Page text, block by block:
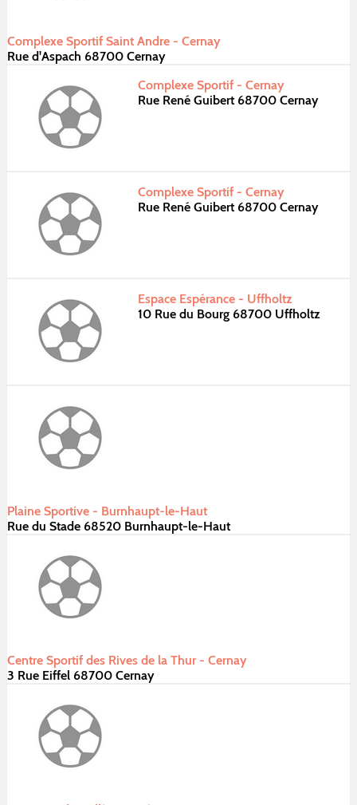
Complexe Sportif Saint Andre - Cernay
Rue d'Aspach 68700 Cernay
Complexe Sportif - Cernay
Rue René Guibert 68700 Cernay
Complexe Sportif - Cernay
Rue René Guibert 68700 Cernay
Espace Espérance - Uffholtz
10 Rue du Bourg 68700 Uffholtz
Plaine Sportive - Burnhaupt-le-Haut
Rue du Stade 68520 Burnhaupt-le-Haut
Centre Sportif des Rives de la Thur - Cernay
3 Rue Eiffel 68700 Cernay